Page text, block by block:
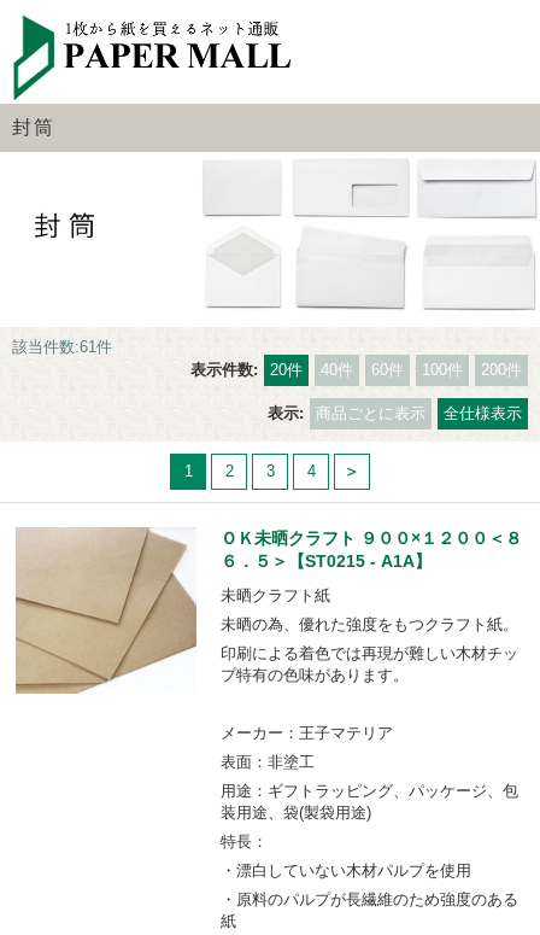
封筒
該当件数:61件
表示件数:
20件 40件 60件 100件 200件
表示: 商品ごとに表示 全仕様表示
1 2 3 4
ＯＫ未晒クラフト ９００×１２００＜８
６．５＞【ST0215 - A1A】
未晒クラフト紙
未晒の為、優れた強度をもつクラフト紙。
印刷による着色では再現が難しい木材チッ
プ特有の色味があります。
メーカー：王子マテリア
表面：非塗工
用途：ギフトラッピング、パッケージ、包
装用途、袋(製袋用途)
特長：
・漂白していない木材パルプを使用
・原料のパルプが長繊維のため強度のある
紙